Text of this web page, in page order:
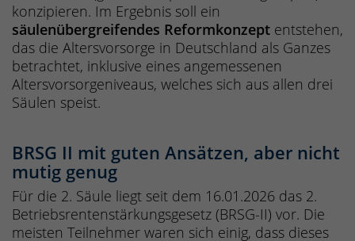
konzipieren. Im Ergebnis soll ein
säulenübergreifendes Reformkonzept entstehen,
das die Altersvorsorge in Deutschland als Ganzes
betrachtet, inklusive eines angemessenen
Altersvorsorgeniveaus, welches sich aus allen drei
Säulen speist.
BRSG II mit guten Ansätzen, aber nicht
mutig genug
Für die 2. Säule liegt seit dem 16.01.2026 das 2.
Betriebsrentenstärkungsgesetz (BRSG-II) vor. Die
meisten Teilnehmer waren sich einig, dass dieses